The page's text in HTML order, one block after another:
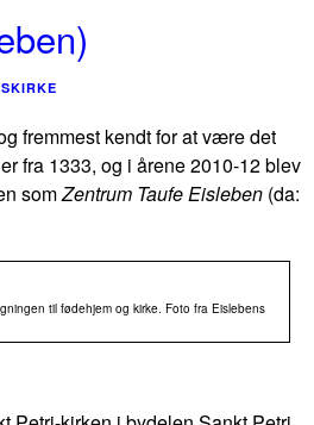
fremmest kendt for at være det
fra 1333, og i årene 2010-12 blev
somZentrum Taufe Eisleben (da:
til fødehjem og kirke. Foto fra Eislebens